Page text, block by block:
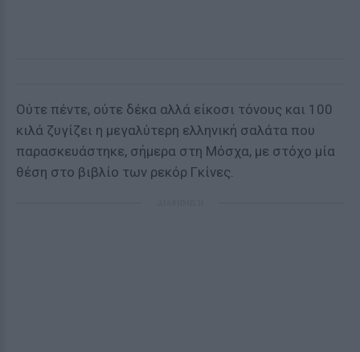
Ούτε πέντε, ούτε δέκα αλλά είκοσι τόνους και 100
κιλά ζυγίζει η μεγαλύτερη ελληνική σαλάτα που
παρασκευάστηκε, σήμερα στη Μόσχα, με στόχο μία
θέση στο βιβλίο των ρεκόρ Γκίνες.